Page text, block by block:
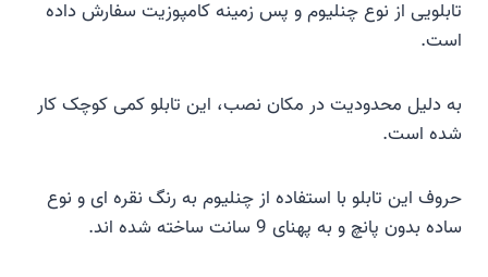
تابلویی از نوع چنلیوم و پس زمینه کامپوزیت سفارش داده
است.
به دلیل محدودیت در مکان نصب، این تابلو کمی کوچک کار
شده است.
حروف این تابلو با استفاده از چنلیوم به رنگ نقره ای و نوع
ساده بدون پانچ و به پهنای 9 سانت ساخته شده اند.